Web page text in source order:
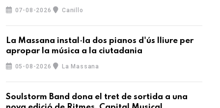
07-08-2026 Canillo
La Massana instal·la dos pianos d'ús lliure per
apropar la música a la ciutadania
05-08-2026 La Massana
Soulstorm Band dona el tret de sortida a una